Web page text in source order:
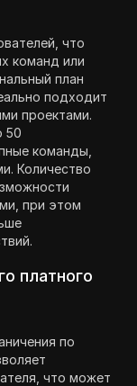
что
команд или
план
подходит
проектами.
50
команды,
Количество
при этом
платного
по
что может